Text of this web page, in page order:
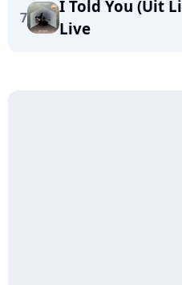
7
I Told You (Uit
Live